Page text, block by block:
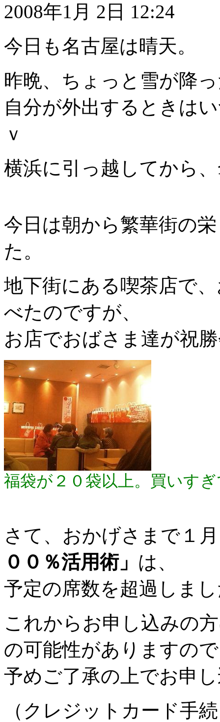
2008年1月 2日 12:24
今日も名古屋は晴天。
昨晩、ちょっと雪が降
自分が外出するときは
ｖ
横浜に引っ越してから
今日は朝から繁華街の
た。
地下街にある喫茶店で
べたのですが、
お店でおばさま達が祝
福袋が２０袋以上。買いす
さて、おかげさまで１
００％活用術」 は、
予定の席数を超過しま
これからお申し込みの
の可能性がありますの
予めご了承の上でお申
（クレジットカード手